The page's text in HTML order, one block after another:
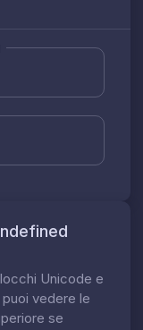
Unicode e
vedere le
se